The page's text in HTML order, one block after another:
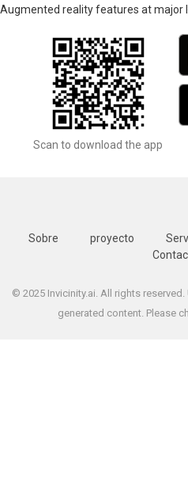
Augmented reality features at major
Scan to download the app
Sobre proyecto
© 2025 Invicinity.ai. All rights
generated content. Please